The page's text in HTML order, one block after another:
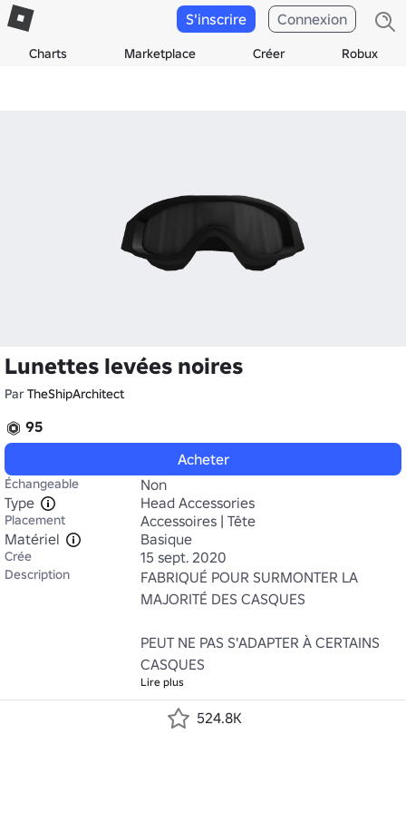
Charts Marketplace Créer Robux
S'inscrire Connexion
Lunettes levées noires
ParTheShipArchitect
95
Acheter
Échangeable
Non
Type
Head Accessories
Placement
Accessoires | Tête
Matériel
Basique
Crée 15 sept. 2020
Description
FABRIQUÉ POUR SURMONTER LA
MAJORITÉ DES CASQUES
PEUT NE PAS S'ADAPTER À CERTAINS
CASQUES
Lire plus
524.8K